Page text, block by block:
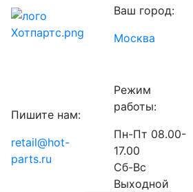
Ваш город:
Москва
Пишите нам:
retail@hot-
parts.ru
Режим
работы:
Пн-Пт 08.00-
17.00
Сб-Вс
Выходной